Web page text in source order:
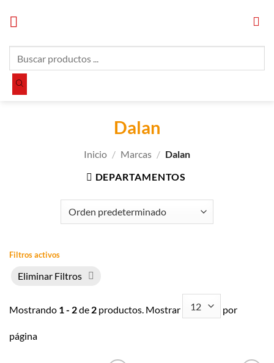
productos
Dalan
Inicio / Marcas / Dalan
DEPARTAMENTOS
Filtros activos
Eliminar Filtros
Mostrando 1 - 2de 2 productos. Mostrar por
página